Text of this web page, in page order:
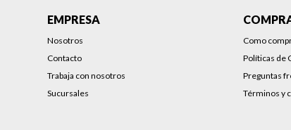
EMPRESA
Nosotros
Contacto
Trabaja con nosotros
Sucursales
Como
Políticas de
Preguntas
Términos y